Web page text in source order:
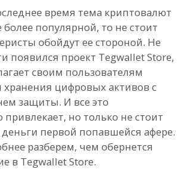
время тема криптовалют
более популярной, то не стоит
обойдут ее стороной. Не
появился проект Tegwallet Store,
своим пользователям
хранения цифровых активов с
защиты. И все это
но только не стоит
первой попавшейся афере.
разберем, чем обернется
в Tegwallet Store.